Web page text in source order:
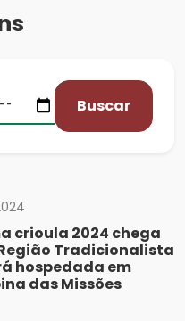
Buscar
crioula 2024 chega
Tradicionalista
hospedada em
das Missões